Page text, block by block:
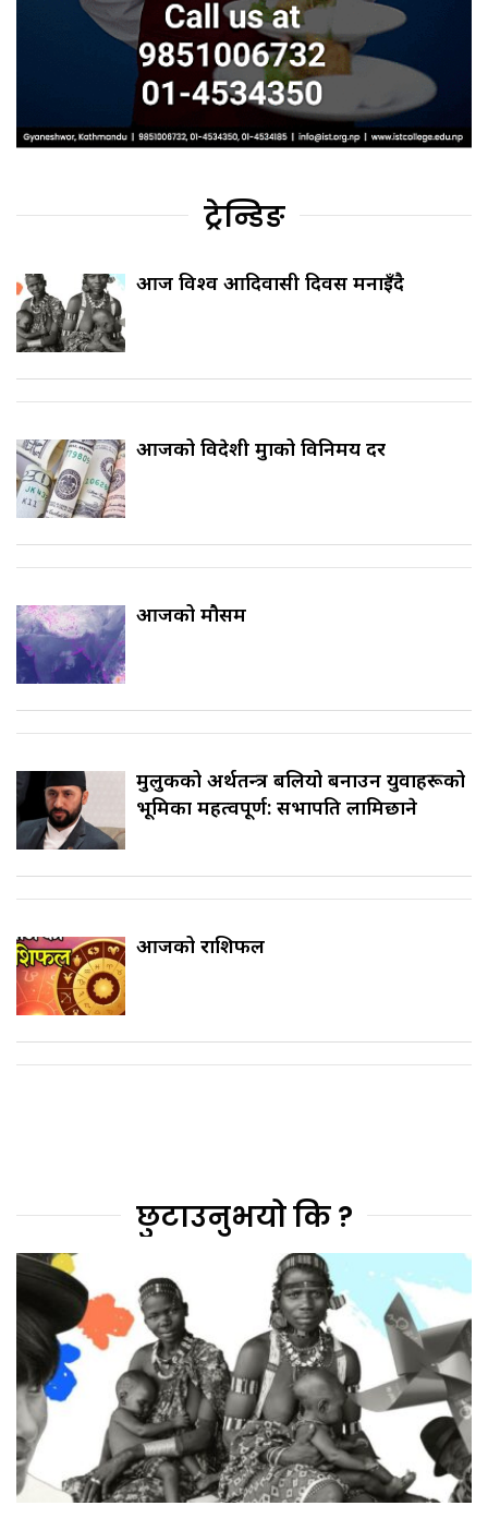
ट्रेन्डिङ
आज विश्व आदिवासी दिवस मनाइँदै
आजको विदेशी मुद्राको विनिमय दर
आजको मौसम
मुलुकको अर्थतन्त्र बलियो बनाउन युवाहरूको
भूमिका महत्वपूर्ण: सभापति लामिछाने
आजको राशिफल
छुटाउनुभयो कि ?